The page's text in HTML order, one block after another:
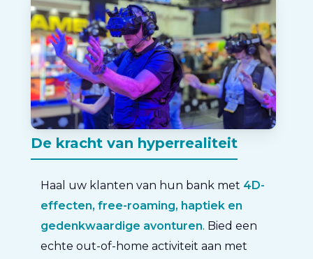
De kracht van hyperrealiteit
Haal uw klanten van hun bank met 4D-
effecten, free-roaming, haptiek en
gedenkwaardige avonturen. Bied een
echte out-of-home activiteit aan met